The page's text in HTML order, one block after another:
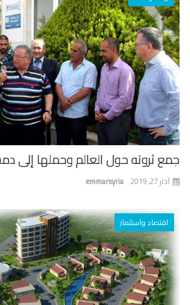
ثروته حول العالم وحملها إلى دمشق
emmarsyria 27, 2019
اقتصاد واستثمار